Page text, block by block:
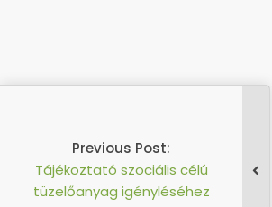
Previous Post:
Tájékoztató szociális célú
tüzelőanyag igényléséhez